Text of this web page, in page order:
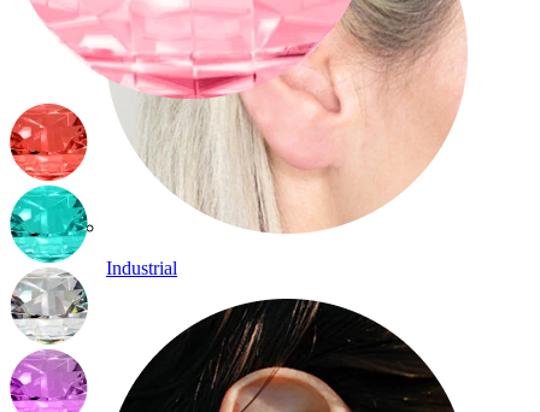
Industrial